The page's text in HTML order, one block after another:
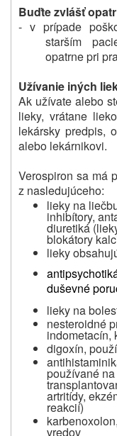
Buďte zvlášť
- v prípade
starším
opatrne pri
Užívanie iných
Ak užívate alebo
lieky, vrátane
lekársky predpis,
alebo lekárnikovi.
Verospiron sa má
z nasledujúceho:
lieky na
inhibítory,
diuretiká
blokátory
lieky
duševné
lieky na
nesteroidné
indometacín,
digoxín,
používané
artritídy,
reakcií)
vredov